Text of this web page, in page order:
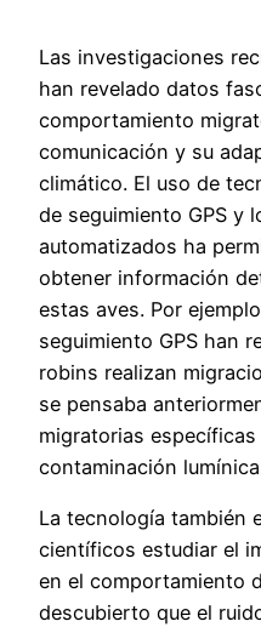
Las investigaciones
han revelado datos
comportamiento
comunicación y su
climático. El uso de
de seguimiento GPS y
automatizados ha
obtener información
estas aves. Por
seguimiento GPS han
robins realizan
se pensaba
migratorias
contaminación
La tecnología también
científicos estudiar el
en el comportamiento
descubierto que el